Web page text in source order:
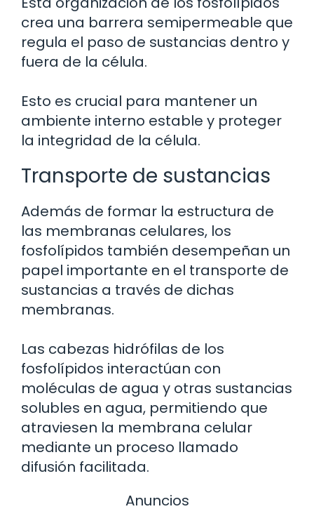
crea una barrera semipermeable que
regula el paso de sustancias dentro y
fuera de la célula.
Esto es crucial para mantener un
ambiente interno estable y proteger
la integridad de la célula.
Transporte de sustancias
Además de formar la estructura de
las membranas celulares, los
fosfolípidos también desempeñan un
papel importante en el transporte de
sustancias a través de dichas
membranas.
Las cabezas hidrófilas de los
fosfolípidos interactúan con
moléculas de agua y otras sustancias
solubles en agua, permitiendo que
atraviesen la membrana celular
mediante un proceso llamado
difusión facilitada.
Anuncios